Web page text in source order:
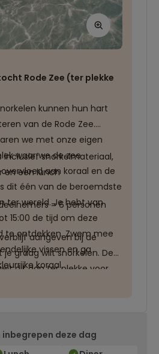
Rode Zee (ter plekke
kunnen hun hart
van de Rode Zee.
we met onze eigen
waar we de zee
aan koraal en de
dit één van de beroemdste
ter wereld. Je hebt van
15:00 de tijd om deze
te ontdekken. Zwem mee
vissen en ga
koraal.
inclusief snorkelmateriaal,
en een lunch
= 6 personen
aangeven bij de
je graag wilt snorkelen. De
dit dan ter plekke voor
deze dag